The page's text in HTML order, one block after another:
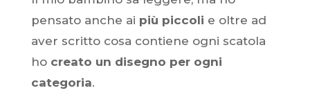
pensato anche ai più piccoli e oltre ad
aver scritto cosa contiene ogni scatola
ho creato un disegno per ogni
categoria.